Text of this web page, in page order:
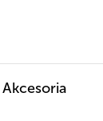
Akcesoria